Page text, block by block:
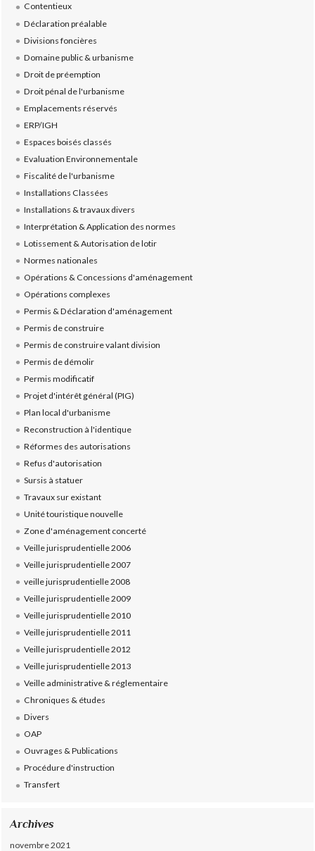
Contentieux
Déclaration préalable
Divisions foncières
Domaine public & urbanisme
Droit de préemption
Droit pénal de l'urbanisme
Emplacements réservés
ERP/IGH
Espaces boisés classés
Evaluation Environnementale
Fiscalité de l'urbanisme
Installations Classées
Installations & travaux divers
Interprétation & Application des normes
Lotissement & Autorisation de lotir
Normes nationales
Opérations & Concessions d'aménagement
Opérations complexes
Permis & Déclaration d'aménagement
Permis de construire
Permis de construire valant division
Permis de démolir
Permis modificatif
Projet d'intérêt général (PIG)
Plan local d'urbanisme
Reconstruction à l'identique
Réformes des autorisations
Refus d'autorisation
Sursis à statuer
Travaux sur existant
Unité touristique nouvelle
Zone d'aménagement concerté
Veille jurisprudentielle 2006
Veille jurisprudentielle 2007
veille jurisprudentielle 2008
Veille jurisprudentielle 2009
Veille jurisprudentielle 2010
Veille jurisprudentielle 2011
Veille jurisprudentielle 2012
Veille jurisprudentielle 2013
Veille administrative & réglementaire
Chroniques & études
Divers
OAP
Ouvrages & Publications
Procédure d'instruction
Transfert
Archives
novembre 2021